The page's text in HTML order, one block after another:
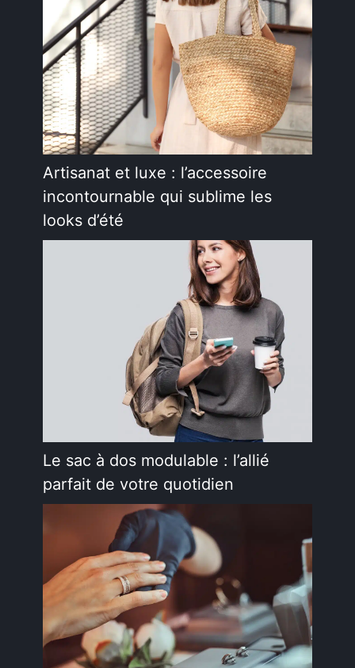
Artisanat et luxe : l’accessoire
incontournable qui sublime les
looks d’été
Le sac à dos modulable : l’allié
parfait de votre quotidien